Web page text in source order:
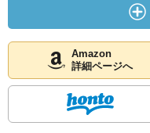
Amazon
詳細ページへ